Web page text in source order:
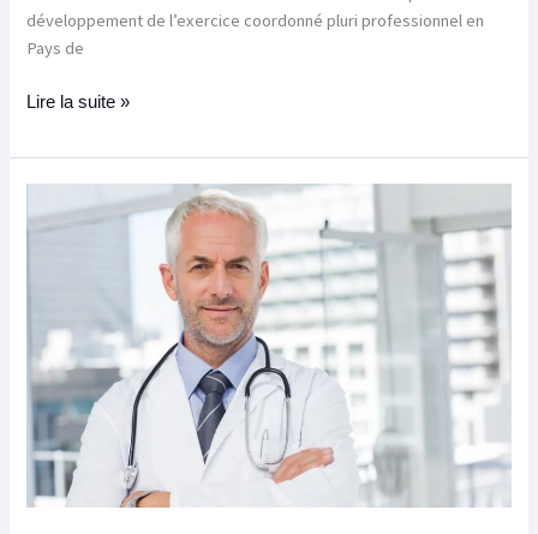
développement de l’exercice coordonné pluri professionnel en
Pays de
Lire la suite »